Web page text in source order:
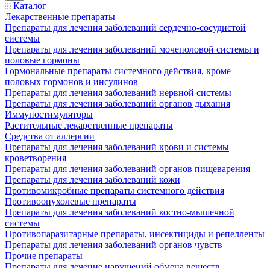
Каталог
Лекарственные препараты
Препараты для лечения заболеваний сердечно-сосудистой
системы
Препараты для лечения заболеваний мочеполовой системы и
половые гормоны
Гормональные препараты системного действия, кроме
половых гормонов и инсулинов
Препараты для лечения заболеваний нервной системы
Препараты для лечения заболеваний органов дыхания
Иммуностимуляторы
Растительные лекарственные препараты
Средства от аллергии
Препараты для лечения заболеваний крови и системы
кроветворения
Препараты для лечения заболеваний органов пищеварения
Препараты для лечения заболеваний кожи
Противомикробные препараты системного действия
Противоопухолевые препараты
Препараты для лечения заболеваний костно-мышечной
системы
Противопаразитарные препараты, инсектициды и репелленты
Препараты для лечения заболеваний органов чувств
Прочие препараты